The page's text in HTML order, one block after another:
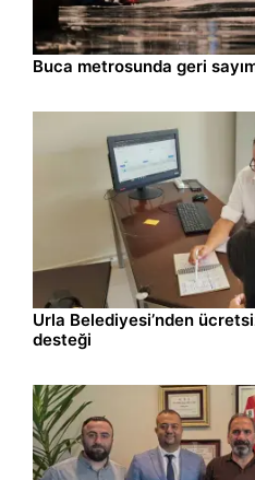
İzmir 09.08.2026 09:57
Buca metrosunda geri
İzmir 08.08.2026 14:04
Urla Belediyesi’nden
desteği